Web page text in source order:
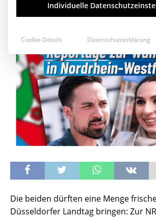
12. Mai 2022
Die beiden dürften eine Menge
Düsseldorfer Landtag bringen: Zur
Individuelle
Cookie-Details Datenschutzerklärung